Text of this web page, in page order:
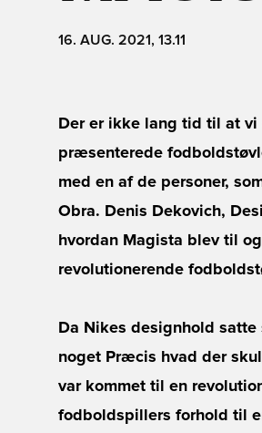
16. AUG. 2021, 13.11
Der er ikke lang tid til at
præsenterede
med en af de personer,
Obra. Denis Dekovich,
hvordan Magista blev til
revolutionerende
Da Nikes designhold
noget Præcis hvad der
var kommet til en
fodboldspillers forhold til